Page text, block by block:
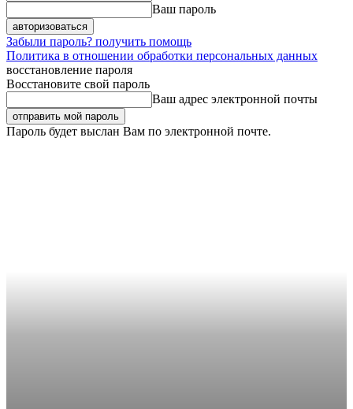
Ваш пароль
Забыли пароль? получить помощь
Политика в отношении обработки персональных данных
восстановление пароля
Восстановите свой пароль
Ваш адрес электронной почты
Пароль будет выслан Вам по электронной почте.